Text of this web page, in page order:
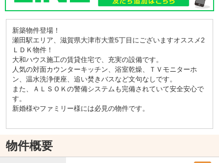
新築物件登場！
瀬田駅エリア、滋賀県大津市大萱5丁目にございますオススメ2
ＬＤＫ物件！
大和ハウス施工の賃貸住宅で、充実の設備です。
人気の対面カウンターキッチン、浴室乾燥、ＴＶモニターホ
ン、温水洗浄便座、追い焚きバスなど文句なしです。
また、ＡＬＳＯＫの警備システムも完備されていて安全安心で
す。
新婚様やファミリー様には必見の物件です。
物件概要